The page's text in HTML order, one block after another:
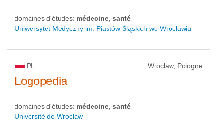
domaines d'études: médecine, santé
Uniwersytet Medyczny im. Piastów Śląskich we Wrocławiu
PL Wrocław, Pologne
Logopedia
domaines d'études: médecine, santé
Université de Wrocław